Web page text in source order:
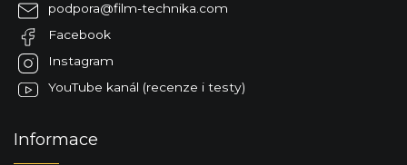
podpora@film-technika.com
Facebook
Instagram
YouTube kanál (recenze i testy)
Informace